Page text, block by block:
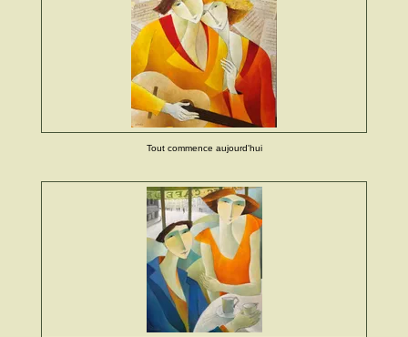
Tout commence aujourd'hui